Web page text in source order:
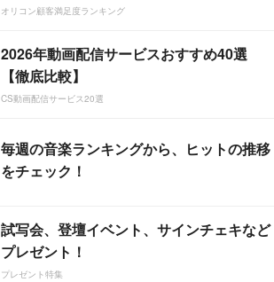
オリコン顧客満足度ランキング
2026年動画配信サービスおすすめ40選
【徹底比較】
CS動画配信サービス20選
毎週の音楽ランキングから、ヒットの推移
をチェック！
試写会、登壇イベント、サインチェキなど
プレゼント！
プレゼント特集